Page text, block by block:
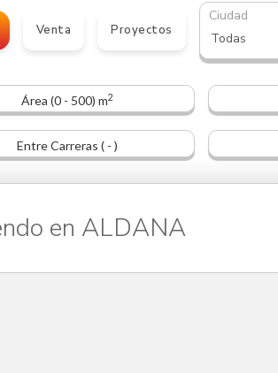
Venta Proyectos
Ciudad
Todas
Área (0 - 500) m2
Entre Carreras ( - )
en ALDANA